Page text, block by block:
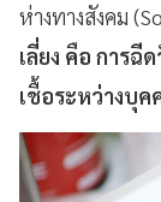
ห่างทางสังคม (
เลี่ยง คือ การฉี
เชื้อระหว่างบุ